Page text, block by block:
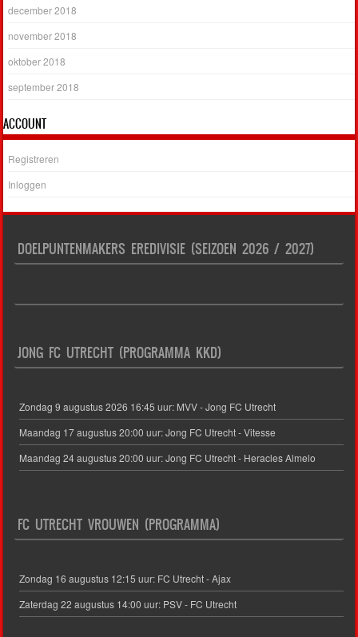
december 2018
november 2018
oktober 2018
september 2018
ACCOUNT
Registreren
Inloggen
DOELPUNTENMAKERS EREDIVISIE (SEIZOEN 2026 / 2027)
JONG FC UTRECHT (PROGRAMMA KKD)
Zondag 9 augustus 2026 16:45 uur: MVV - Jong FC Utrecht
Maandag 17 augustus 20:00 uur: Jong FC Utrecht - Vitesse
Maandag 24 augustus 20:00 uur: Jong FC Utrecht - Heracles Almelo
FC UTRECHT VROUWEN (PROGRAMMA)
Zondag 16 augustus 12:15 uur: FC Utrecht - Ajax
Zaterdag 22 augustus 14:00 uur: PSV - FC Utrecht